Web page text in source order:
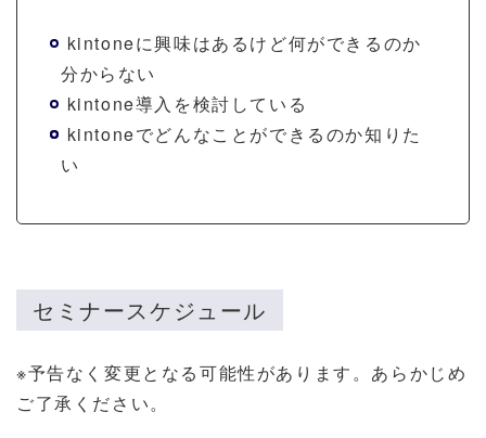
kintoneに興味はあるけど何ができるのか
分からない
kintone導入を検討している
kintoneでどんなことができるのか知りた
い
セミナースケジュール
※予告なく変更となる可能性があります。あらかじめ
ご了承ください。